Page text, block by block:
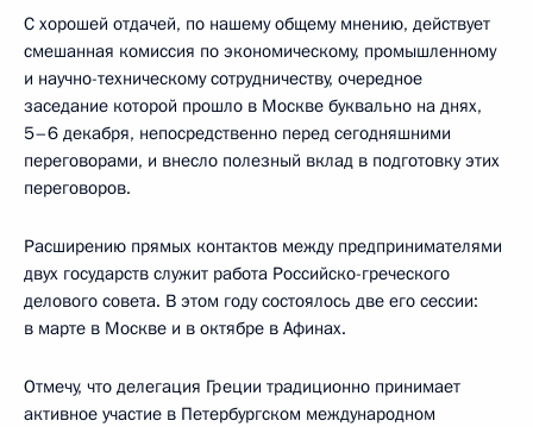
С хорошей отдачей, по нашему общему мнению, действует
смешанная комиссия по экономическому, промышленному
и научно-техническому сотрудничеству, очередное
заседание которой прошло в Москве буквально на днях,
5–6 декабря, непосредственно перед сегодняшними
переговорами, и внесло полезный вклад в подготовку этих
переговоров.
Расширению прямых контактов между предпринимателями
двух государств служит работа Российско-греческого
делового совета. В этом году состоялось две его сессии:
в марте в Москве и в октябре в Афинах.
Отмечу, что делегация Греции традиционно принимает
активное участие в Петербургском международном